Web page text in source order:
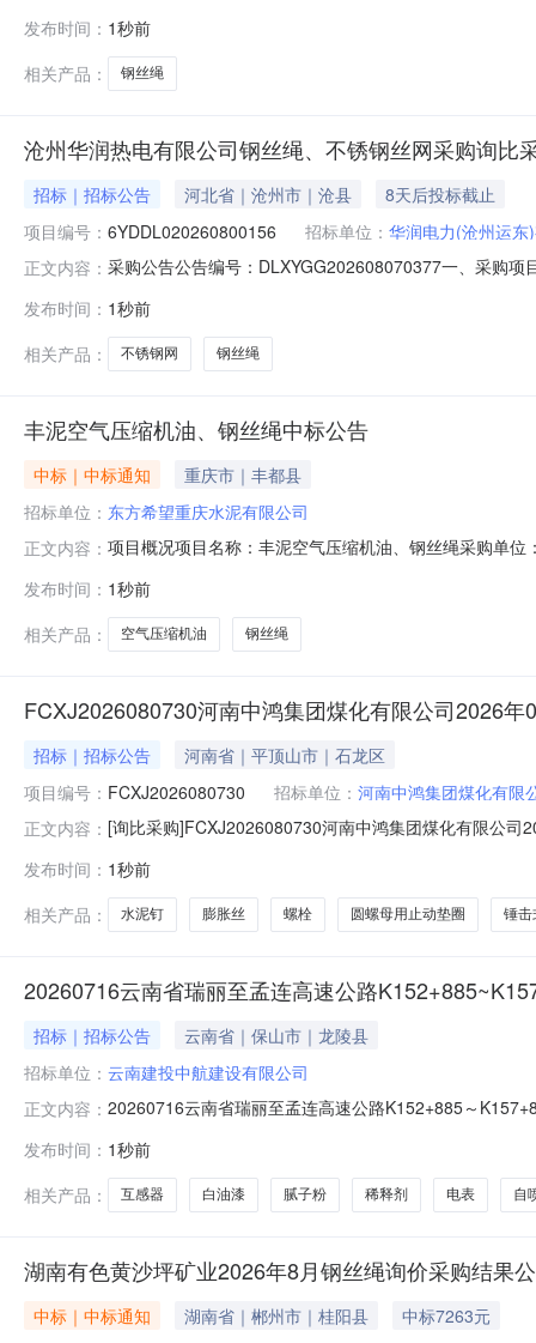
采购数量税率交货日期010203800541圆股光面钢丝绳
发布时间： 1秒前
相关产品：
钢丝绳
沧州华润热电有限公司钢丝绳、不锈钢丝网采购询比
招标｜招标公告 河北省｜沧州市｜沧县
8天后投标截止
项目编号： 6YDDL020260800156 招标单位： 华润电力(沧州运东
正文内容： 采购公告公告编号：DLXYGG202608070377一、采购
绳）、赵工-18376330090（平纹编织不锈钢网），报价
发布时间： 1秒前
相关产品：
不锈钢网 钢丝绳
丰泥空气压缩机油、钢丝绳中标公告
中标｜中标通知
重庆市｜丰都县
招标单位： 东方希望重庆水泥有限公司
正文内容： 项目概况项目名称：丰泥空气压缩机油、钢丝绳采购单
发布时间： 1秒前
相关产品：
空气压缩机油 钢丝绳
FCXJ2026080730河南中鸿集团煤化有限公司2026
招标｜招标公告
河南省｜平顶山市｜石龙区
项目编号： FCXJ2026080730 招标单位： 河南中鸿集团煤化有限
正文内容： [询比采购]FCXJ2026080730河南中鸿集团煤化有限公
本项目要求制造商参与比价，若新注册的供应商中选后
发布时间： 1秒前
相关产品：
水泥钉 膨胀丝 螺栓 圆螺母用止动垫圈 锤击
20260716云南省瑞丽至孟连高速公路
招标｜招标公告
云南省｜保山市｜龙陵县
招标单位： 云南建投中航建设有限公司
正文内容： 20260716云南省瑞丽至孟连高速公路K152+885～
省瑞丽至孟连高速公路K152+885～K157+864段土建第
发布时间： 1秒前
相关产品：
互感器 白油漆 腻子粉 稀释剂 电表 自
湖南有色黄沙坪矿业2026年8月钢丝绳询价采购结果
中标｜中标通知 湖南省｜郴州市｜桂阳县
中标7263元